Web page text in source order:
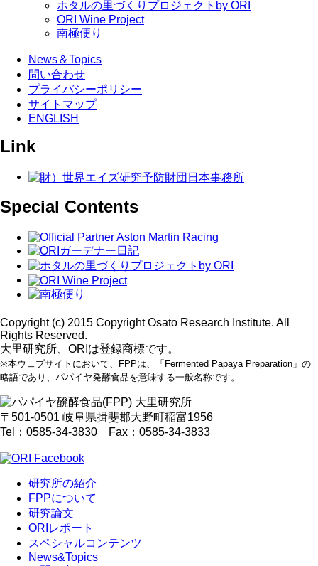
ホタルの里づくりプロジェクトby ORI
ORI Wine Project
南極便り
News＆Topics
問い合わせ
プライバシーポリシー
サイトマップ
ENGLISH
Link
Special Contents
Copyright (c) 2015 Copyright Osato Research Institute. All
Rights Reserved.
大里研究所、ORIは登録商標です。
※本ウェブサイトにおいて、FPPは、「Fermented Papaya Preparation」の
略語であり、パパイヤ発酵食品を意味する一般名称です。
〒501-0501 岐阜県揖斐郡大野町稲富1956
Tel：0585-34-3830 Fax：0585-34-3833
研究所の紹介
FPPについて
研究論文
ORIレポート
スペシャルコンテンツ
News&Topics